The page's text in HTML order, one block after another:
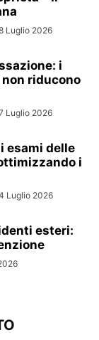
Luglio 2026
i
riducono
Luglio 2026
esami delle
i
Luglio 2026
esteri: